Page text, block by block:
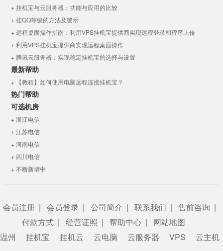
+ 挂机宝与云服务器：功能与应用的比较
+ 挂QQ等级的方法及警示
+ 远程桌面操作指南：利用VPS挂机宝提供商实现远程登录和程序上传
+ 利用VPS挂机宝提供商实现远程桌面操作
+ 腾讯云服务器：实现稳定挂机宝的选择与设置
最新帮助
+ 【教程】如何使用电脑远程连接挂机宝？
热门帮助
可选机房
+ 浙江电信
+ 江苏电信
+ 河南电信
+ 四川电信
+ 不断新增中
会员注册 | 会员登录 | 公司简介 | 联系我们 | 售前咨询 |
付款方式 | 经营证照 | 帮助中心 |
网站地图
温州
挂机宝 挂机云 云电脑 云服务器 VPS 云主机